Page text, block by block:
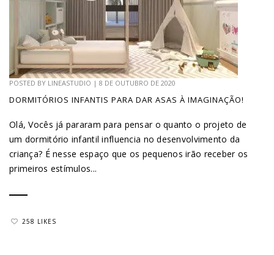
POSTED BY LINEASTUDIO | 8 DE OUTUBRO DE 2020
DORMITÓRIOS INFANTIS PARA DAR ASAS À IMAGINAÇÃO!
Olá, Vocês já pararam para pensar o quanto o projeto de
um dormitório infantil influencia no desenvolvimento da
criança? É nesse espaço que os pequenos irão receber os
primeiros estímulos...
258 LIKES